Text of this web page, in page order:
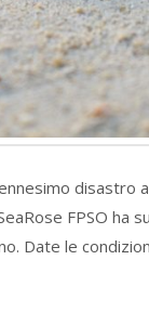
disastro
FPSO ha
Date le